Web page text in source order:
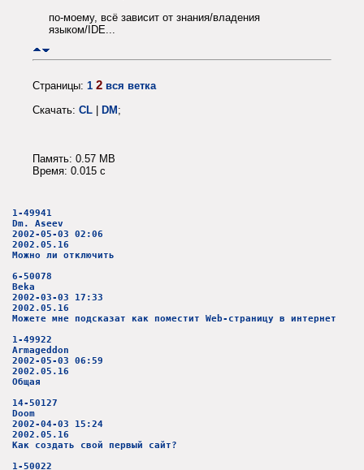
по-моему, всё зависит от знания/владения
языком/IDE...
Страницы: 1 2 вся ветка
Скачать: CL | DM;
Память: 0.57 MB
Время: 0.015 c
1-49941
Dm. Aseev
2002-05-03 02:06
2002.05.16
Можно ли отключить
6-50078
Beka
2002-03-03 17:33
2002.05.16
Можете мне подсказат как поместит Web-страницу в интернет
1-49922
Armageddon
2002-05-03 06:59
2002.05.16
Общая
14-50127
Doom
2002-04-03 15:24
2002.05.16
Как создать свой первый сайт?
1-50022